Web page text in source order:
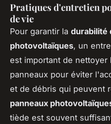
Pratiques d'entretien
de vie
Pour garantir la durabilité
photovoltaïques, un
est important de nettoyer
panneaux pour éviter
et de débris qui peuvent
panneaux
tiède est souvent